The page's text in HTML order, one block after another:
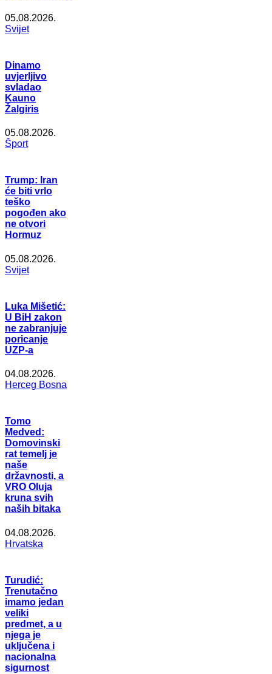
05.08.2026.
Svijet
Dinamo
uvjerljivo
svladao
Kauno
Žalgiris
05.08.2026.
Šport
Trump: Iran
će biti vrlo
teško
pogođen ako
ne otvori
Hormuz
05.08.2026.
Svijet
Luka Mišetić:
U BiH zakon
ne zabranjuje
poricanje
UZP-a
04.08.2026.
Herceg Bosna
Tomo
Medved:
Domovinski
rat temelj je
naše
državnosti, a
VRO Oluja
kruna svih
naših bitaka
04.08.2026.
Hrvatska
Turudić:
Trenutačno
imamo jedan
veliki
predmet, a u
njega je
uključena i
nacionalna
sigurnost